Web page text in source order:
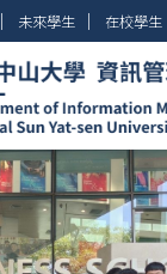
│ 未來學生 │ 在校學生